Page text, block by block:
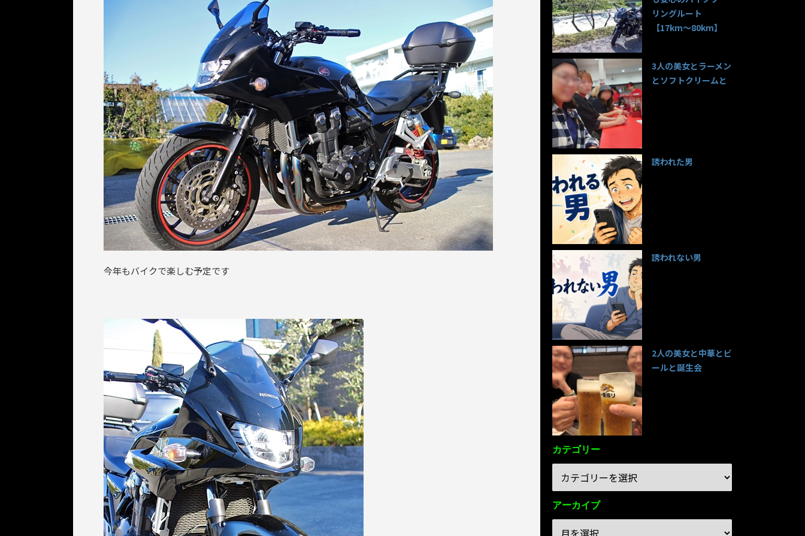
今年もバイクで楽しむ予定です
リングルート
【17km〜80km】
3人の美女とラーメン
とソフトクリームと
誘われた男
誘われない男
2人の美女と中華とビ
ールと誕生会
カテゴリー
アーカイブ